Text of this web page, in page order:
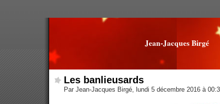
Jean-Jacques Birgé
Les banlieusards
Par Jean-Jacques Birgé, lundi 5 décembre 2016 à